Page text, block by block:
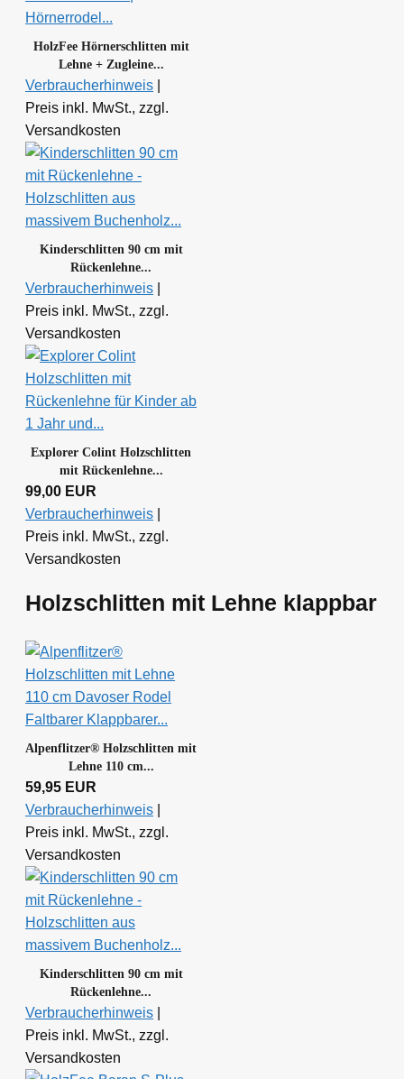
HolzFee Hörnerschlitten mit
Lehne + Zugleine...
Verbraucherhinweis
Preis inkl. MwSt., zzgl.
Versandkosten
Kinderschlitten 90 cm mit
Rückenlehne...
Verbraucherhinweis
Preis inkl. MwSt., zzgl.
Versandkosten
Explorer Colint Holzschlitten
mit Rückenlehne...
99,00 EUR
Verbraucherhinweis
Preis inkl. MwSt., zzgl.
Versandkosten
Holzschlitten mit Lehne klappbar
Alpenflitzer® Holzschlitten mit
Lehne 110 cm...
59,95 EUR
Verbraucherhinweis
Preis inkl. MwSt., zzgl.
Versandkosten
Kinderschlitten 90 cm mit
Rückenlehne...
Verbraucherhinweis
Preis inkl. MwSt., zzgl.
Versandkosten